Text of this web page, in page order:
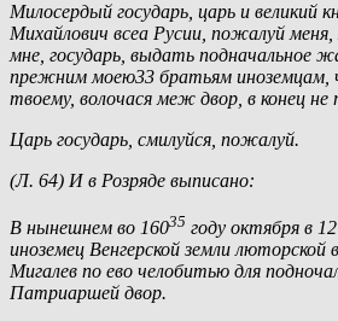
Милосердый государь, царь и великий
Михайлович всеа Русии, пожалуй меня,
мне, государь, выдать подначальное
прежним моею33 братьям иноземцам,
твоему, волочася меж двор, в конец не
Царь государь, смилуйся, пожалуй.
(Л. 64) И в Розряде выписано:
В нынешнем во 16035 году октября в
иноземец Венгерской земли
Мигалев по ево челобитью для
Патриаршей двор.